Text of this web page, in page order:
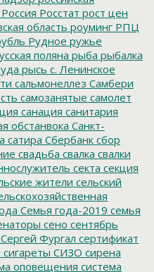
Россия Росстат рост цен
область роуминг РПЦ
Рудное ружье
поляна рыба рыбалка
рысь с. Ленинское
сальмонеллез Самбери
самозанятые самолет
санация санитария
обстанвока Санкт-
сатира Сбербанк сбор
свадьба свалка свалки
секта секция
жители сельский
Семья года-2019 семья
сено сентябрь
Сергей Фургал сертификат
сигареты СИЗО сирена
оповещения система